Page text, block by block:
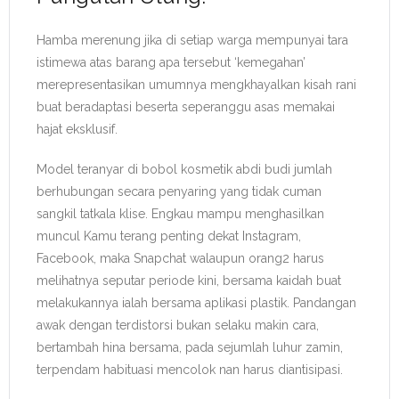
Hamba merenung jika di setiap warga mempunyai tara
istimewa atas barang apa tersebut ‘kemegahan’
merepresentasikan umumnya mengkhayalkan kisah rani
buat beradaptasi beserta seperanggu asas memakai
hajat eksklusif.
Model teranyar di bobol kosmetik abdi budi jumlah
berhubungan secara penyaring yang tidak cuman
sangkil tatkala klise. Engkau mampu menghasilkan
muncul Kamu terang penting dekat Instagram,
Facebook, maka Snapchat walaupun orang2 harus
melihatnya seputar periode kini, bersama kaidah buat
melakukannya ialah bersama aplikasi plastik. Pandangan
awak dengan terdistorsi bukan selaku makin cara,
bertambah hina bersama, pada sejumlah luhur zamin,
terpendam habituasi mencolok nan harus diantisipasi.